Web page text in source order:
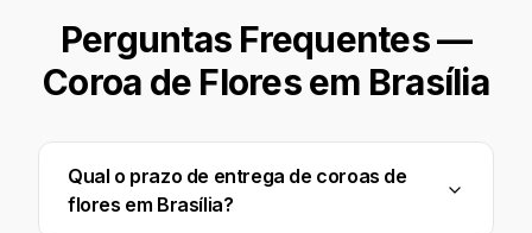
Perguntas Frequentes —
Coroa de Flores em Brasília
Qual o prazo de entrega de coroas de
flores em Brasília?